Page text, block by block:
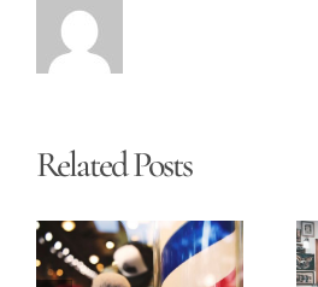
Related Posts